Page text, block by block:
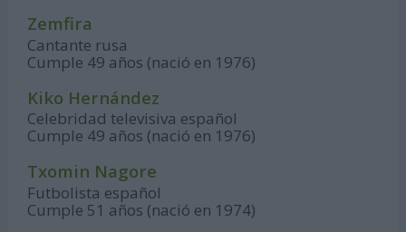
Zemfira
Cantante rusa
Cumple 49 años (nació en 1976)
Kiko Hernández
Celebridad televisiva español
Cumple 49 años (nació en 1976)
Txomin Nagore
Futbolista español
Cumple 51 años (nació en 1974)